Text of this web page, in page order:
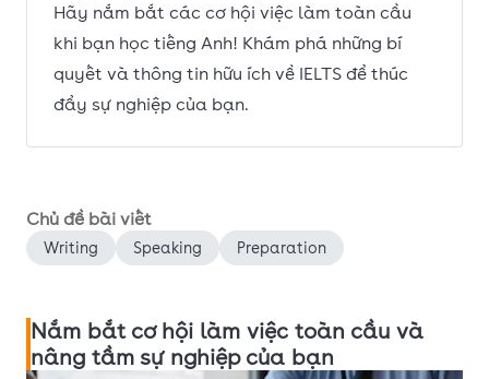
Hãy nắm bắt các cơ hội việc làm toàn cầu
khi bạn học tiếng Anh! Khám phá những bí
quyết và thông tin hữu ích về IELTS để thúc
đẩy sự nghiệp của bạn.
Chủ đề bài viết
Writing Speaking Preparation
Nắm bắt cơ hội làm việc toàn cầu và
nâng tầm sự nghiệp của bạn